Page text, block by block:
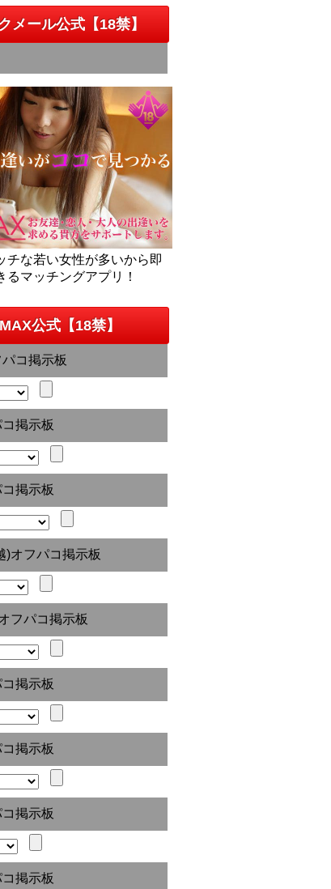
メール公式【18禁】
チな若い女性が多いから即
るマッチングアプリ！
公式【18禁】
コ掲示板
掲示板
掲示板
)オフパコ掲示板
フパコ掲示板
掲示板
掲示板
掲示板
掲示板